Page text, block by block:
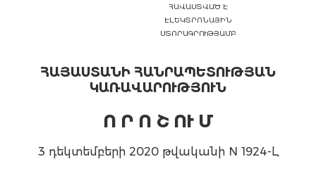
ՀԱՎԱՍՏՎԱԾ Է
ԷԼԵԿՏՐՈՆԱՅԻՆ
ՍՏՈՐԱԳՐՈՒԹՅԱՄԲ
ՀԱՅԱՍՏԱՆԻ ՀԱՆՐԱՊԵՏՈՒԹՅԱՆ
ԿԱՌԱՎԱՐՈՒԹՅՈՒՆ
Ո Ր Ո Շ ՈՒ Մ
3 դեկտեմբերի 2020 թվականի N 1924-Լ